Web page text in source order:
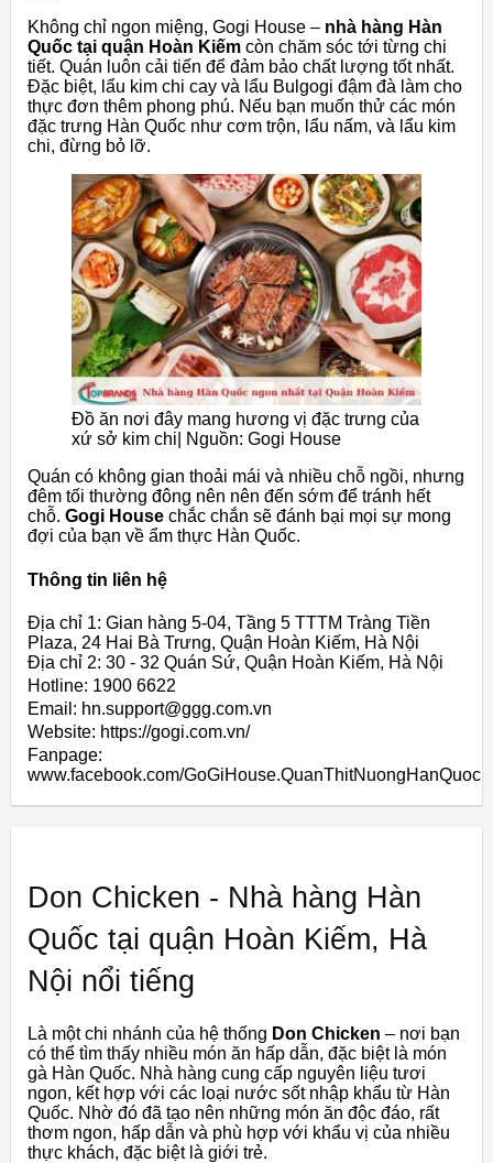
Không chỉ ngon miệng, Gogi House – nhà hàng Hàn
Quốc tại quận Hoàn Kiếm còn chăm sóc tới từng chi
tiết. Quán luôn cải tiến để đảm bảo chất lượng tốt nhất.
Đặc biệt, lẩu kim chi cay và lẩu Bulgogi đậm đà làm cho
thực đơn thêm phong phú. Nếu bạn muốn thử các món
đặc trưng Hàn Quốc như cơm trộn, lẩu nấm, và lẩu kim
chi, đừng bỏ lỡ.
Đồ ăn nơi đây mang hương vị đặc trưng của
xứ sở kim chi| Nguồn: Gogi House
Quán có không gian thoải mái và nhiều chỗ ngồi, nhưng
đêm tối thường đông nên nên đến sớm để tránh hết
chỗ. Gogi House chắc chắn sẽ đánh bại mọi sự mong
đợi của bạn về ẩm thực Hàn Quốc.
Thông tin liên hệ
Địa chỉ 1: Gian hàng 5-04, Tầng 5 TTTM Tràng Tiền
Plaza, 24 Hai Bà Trưng, Quận Hoàn Kiếm, Hà Nội
Địa chỉ 2: 30 - 32 Quán Sứ, Quận Hoàn Kiếm, Hà Nội
Hotline: 1900 6622
Email: hn.support@ggg.com.vn
Website: https://gogi.com.vn/
Fanpage:
www.facebook.com/GoGiHouse.QuanThitNuongHanQuoc
Don Chicken - Nhà hàng Hàn
Quốc tại quận Hoàn Kiếm, Hà
Nội nổi tiếng
Là một chi nhánh của hệ thống Don Chicken – nơi bạn
có thể tìm thấy nhiều món ăn hấp dẫn, đặc biệt là món
gà Hàn Quốc. Nhà hàng cung cấp nguyên liệu tươi
ngon, kết hợp với các loại nước sốt nhập khẩu từ Hàn
Quốc. Nhờ đó đã tạo nên những món ăn độc đáo, rất
thơm ngon, hấp dẫn và phù hợp với khẩu vị của nhiều
thực khách, đặc biệt là giới trẻ.